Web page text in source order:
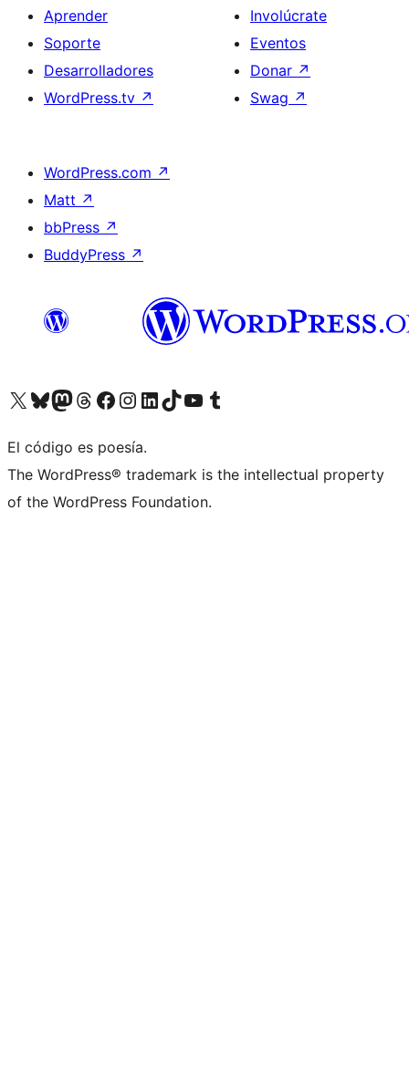
Aprender
Soporte
Desarrolladores
WordPress.tv ↗
Involúcrate
Eventos
Donar ↗
Swag ↗
WordPress.com ↗
Matt ↗
bbPress ↗
BuddyPress ↗
Visita nuestra cuenta de X (anteriormente Twitter)
Visita nuestra cuenta de Bluesky
Visita nuestra cuenta de Mastodon
Visita nuestra cuenta de Threads
Visita nuestra página de Facebook
Visita nuestra cuenta de Instagram
Visita nuestra cuenta de LinkedIn
Visita nuestra cuenta de TikTok
Visita nuestro canal de YouTube
Visita nuestra cuenta de Tumblr
El código es poesía.
The WordPress® trademark is the intellectual property
of the WordPress Foundation.